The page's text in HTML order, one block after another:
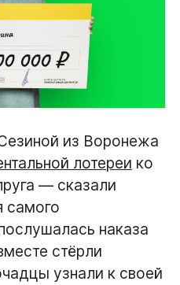
из Воронежа
лотереи ко
— сказали
самого
наказа
стёрли
узнали к своей